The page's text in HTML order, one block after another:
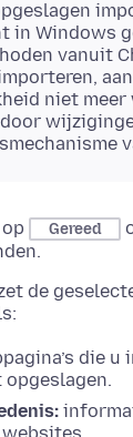
in Windows
vanuit
niet
Gereed
de
die u